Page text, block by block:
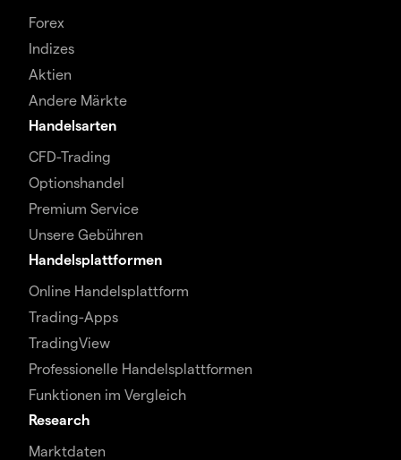
Forex
Indizes
Aktien
Andere Märkte
Handelsarten
CFD-Trading
Optionshandel
Premium Service
Unsere Gebühren
Handelsplattformen
Online Handelsplattform
Trading-Apps
TradingView
Professionelle Handelsplattformen
Funktionen im Vergleich
Research
Marktdaten